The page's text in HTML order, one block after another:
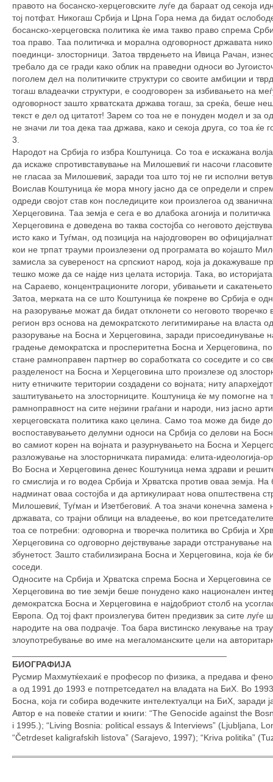
правото на босанско-херцеговските луѓе да бараат од секоја
тој потфат. Никогаш Србија и Црна Гора нема да бидат
босанско-херцеговска политика ќе има такво право спрема
тоа право. Таа политичка и морална одговорност државата
поединци- злосторници. Затоа тврдењето на Ивица Рачан,
требало да се гради како облик на праведни односи во
поголем дел на политичките структури со своите амбиции и
тогаш владеачки структури, е соодговорен за избивањето на
одговорност зашто хрватската држава тогаш, за среќа, беше
текст е дел од цитатот! Зарем со тоа не е понуден модел и за
не значи ли тоа дека таа држава, како и секоја друга, со тоа
Народот на Србија го избра Коштуница. Со тоа е искажана
да искаже спротивставување на Милошевиќ ги насочи
не гласаа за Милошевиќ, заради тоа што тој не ги исполни
Воислав Коштуница ќе мора многу јасно да се определи и
одреди својот став кон последиците кои произлегоа од
Херцеговина. Таа земја е сега е во длабока агонија и
Херцеговина е доведена во таква состојба со неговото
исто како и Туѓман, од позиција на најодговорен во
кои не трпат трауми произлезени од програмата во којашто
замисла за сувереност на српскиот народ, која ја докажуваше
тешко може да се најде низ целата историја. Така, во
на Сараево, концентрационите логори, убивањети и
Затоа, мерката на се што Коштуница ќе покрене во Србија е
на разорување можат да бидат отклонети со неговото
регион врз основа на демократското легитимирање на власта
разорување на Босна и Херцеговина, заради присоединување
градење демократска и просперитетна Босна и Херцеговина,
стане рамноправен партнер во соработката со соседите и со
разделеност на Босна и Херцеговина што произлезе од
ниту етничките територии создадени со војната; ниту
заштитувањето на злосторниците. Коштуница ќе му помогне
рамноправност на сите нејзини граѓани и народи, низ јасно
херцеговската политика како целина. Само тоа може да биде
воспоставувањето делумни односи на Србија со делови на
во самиот корен на војната и разурнувањето на Босна и
разложување на злосторничката пирамида: елита-идеологија-
Во Босна и Херцеговина денес Коштуница нема здрави и
го смислија и го водеа Србија и Хрватска против оваа земја.
надминат оваа состојба и да артикулираат нова општествена
Милошевиќ, Туѓман и Изетбеговиќ. А тоа значи конечна замена
државата, со трајни облици на владеење, во кои
тоа се потребни: одговорна и творечка политика во Србија и
Херцеговина со одговорно дејствување заради отстранување
збунетост. Зашто стабилизирана Босна и Херцеговина, која ќе
соседи.
Односите на Србија и Хрватска спрема Босна и Херцеговина
Херцеговина во тие земји беше понудено како национален
демократска Босна и Херцеговина е најдобриот столб на
Европа. Од тој факт произлегува битен предизвик за сите
народите на ова подрачје. Тоа бара вистинско лекување на
злоупотребување во име на мегаломанските цели на
БИОГРАФИЈА
Русмир Махмутќехаиќ е професор по физика, а предава и
а од 1991 до 1993 е потпретседател на владата на БиХ. Во
Босна, која ги собира водечките интелектуалци на БиХ,
Автор е на повеќе статии и книги: “The Genocide against the
i 1995.); “Living Bosnia: political essays & Interviews” (Ljubljana,
“Četrdeset kaligrafskih listova” (Sarajevo, 1997); “Kriva politika”